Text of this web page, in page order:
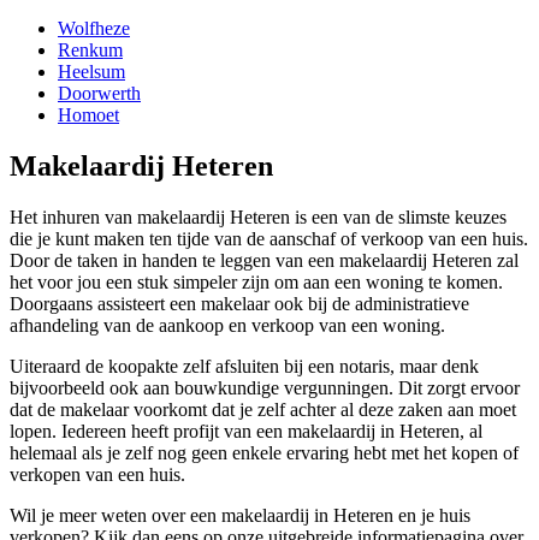
Wolfheze
Renkum
Heelsum
Doorwerth
Homoet
Makelaardij Heteren
Het inhuren van makelaardij Heteren is een van de slimste keuzes
die je kunt maken ten tijde van de aanschaf of verkoop van een huis.
Door de taken in handen te leggen van een makelaardij Heteren zal
het voor jou een stuk simpeler zijn om aan een woning te komen.
Doorgaans assisteert een makelaar ook bij de administratieve
afhandeling van de aankoop en verkoop van een woning.
Uiteraard de koopakte zelf afsluiten bij een notaris, maar denk
bijvoorbeeld ook aan bouwkundige vergunningen. Dit zorgt ervoor
dat de makelaar voorkomt dat je zelf achter al deze zaken aan moet
lopen. Iedereen heeft profijt van een makelaardij in Heteren, al
helemaal als je zelf nog geen enkele ervaring hebt met het kopen of
verkopen van een huis.
Wil je meer weten over een makelaardij in Heteren en je huis